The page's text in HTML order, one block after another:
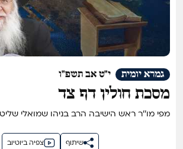
י"ט אב תשפ"ו גמרא יומית
מסכת חולין דף צד
מפי מו''ר ראש הישיבה הרב בניהו שמואלי שליט''א
צפיה ביוטיוב שיתוף